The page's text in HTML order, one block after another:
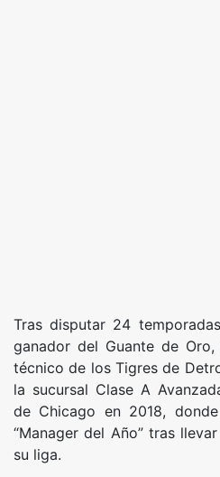
Tras disputar 24
ganador del Guante de
técnico de los Tigres de
la sucursal Clase A
de Chicago en 2018,
“Manager del Año” tras
su liga.